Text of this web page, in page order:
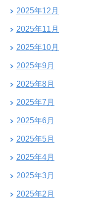
2025年12月
2025年11月
2025年10月
2025年9月
2025年8月
2025年7月
2025年6月
2025年5月
2025年4月
2025年3月
2025年2月